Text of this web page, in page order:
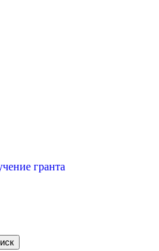
гранта